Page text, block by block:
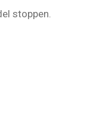
stoppen.